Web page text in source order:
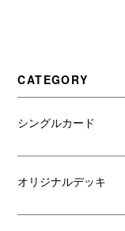
CATEGORY
シングルカード
オリジナルデッキ